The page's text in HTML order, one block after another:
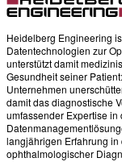
Heidelberg Engineering
Datentechnologien zur
unterstützt damit
Gesundheit seiner
Unternehmen
damit das diagnostische
umfassender Expertise
langjährigen Erfahrung
ophthalmologischer